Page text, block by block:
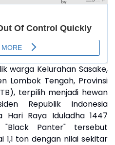
warga Kelurahan Sasake,
Lombok Tengah, Provinsi
terpilih menjadi hewan
Republik Indonesia
Hari Raya Iduladha 1447
Panter" tersebut
ton dengan nilai sekitar